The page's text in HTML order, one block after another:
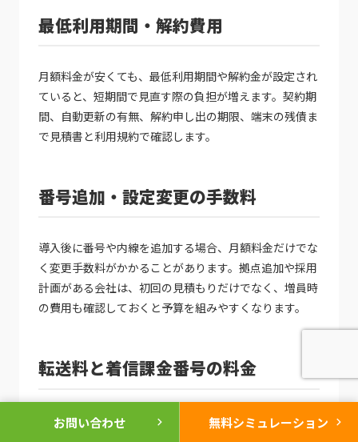
最低利用期間・解約費用
月額料金が安くても、最低利用期間や解約金が設定され
ていると、短期間で見直す際の負担が増えます。契約期
間、自動更新の有無、解約申し出の期限、端末の残債ま
で見積書と利用規約で確認します。
番号追加・設定変更の手数料
導入後に番号や内線を追加する場合、月額料金だけでな
く変更手数料がかかることがあります。拠点追加や採用
計画がある会社は、初回の見積もりだけでなく、増員時
の費用も確認しておくと予算を組みやすくなります。
転送料と着信課金番号の料金
代表番号からスマートフォンへ転送する運用では、転送
お問い合わせ chevron_right 無料シミュレーション chevron_right